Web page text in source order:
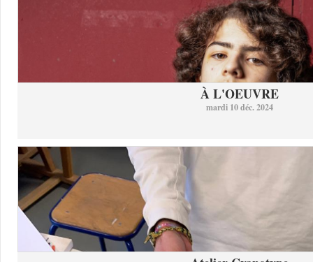
À L'OEUVRE
mardi 10 déc. 2024